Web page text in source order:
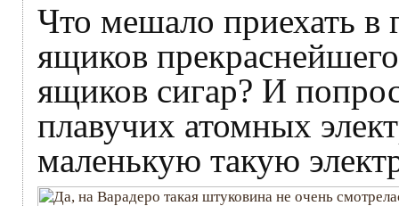
Что мешало приехать в
ящиков
ящиков сигар? И
плавучих атомных
маленькую такую